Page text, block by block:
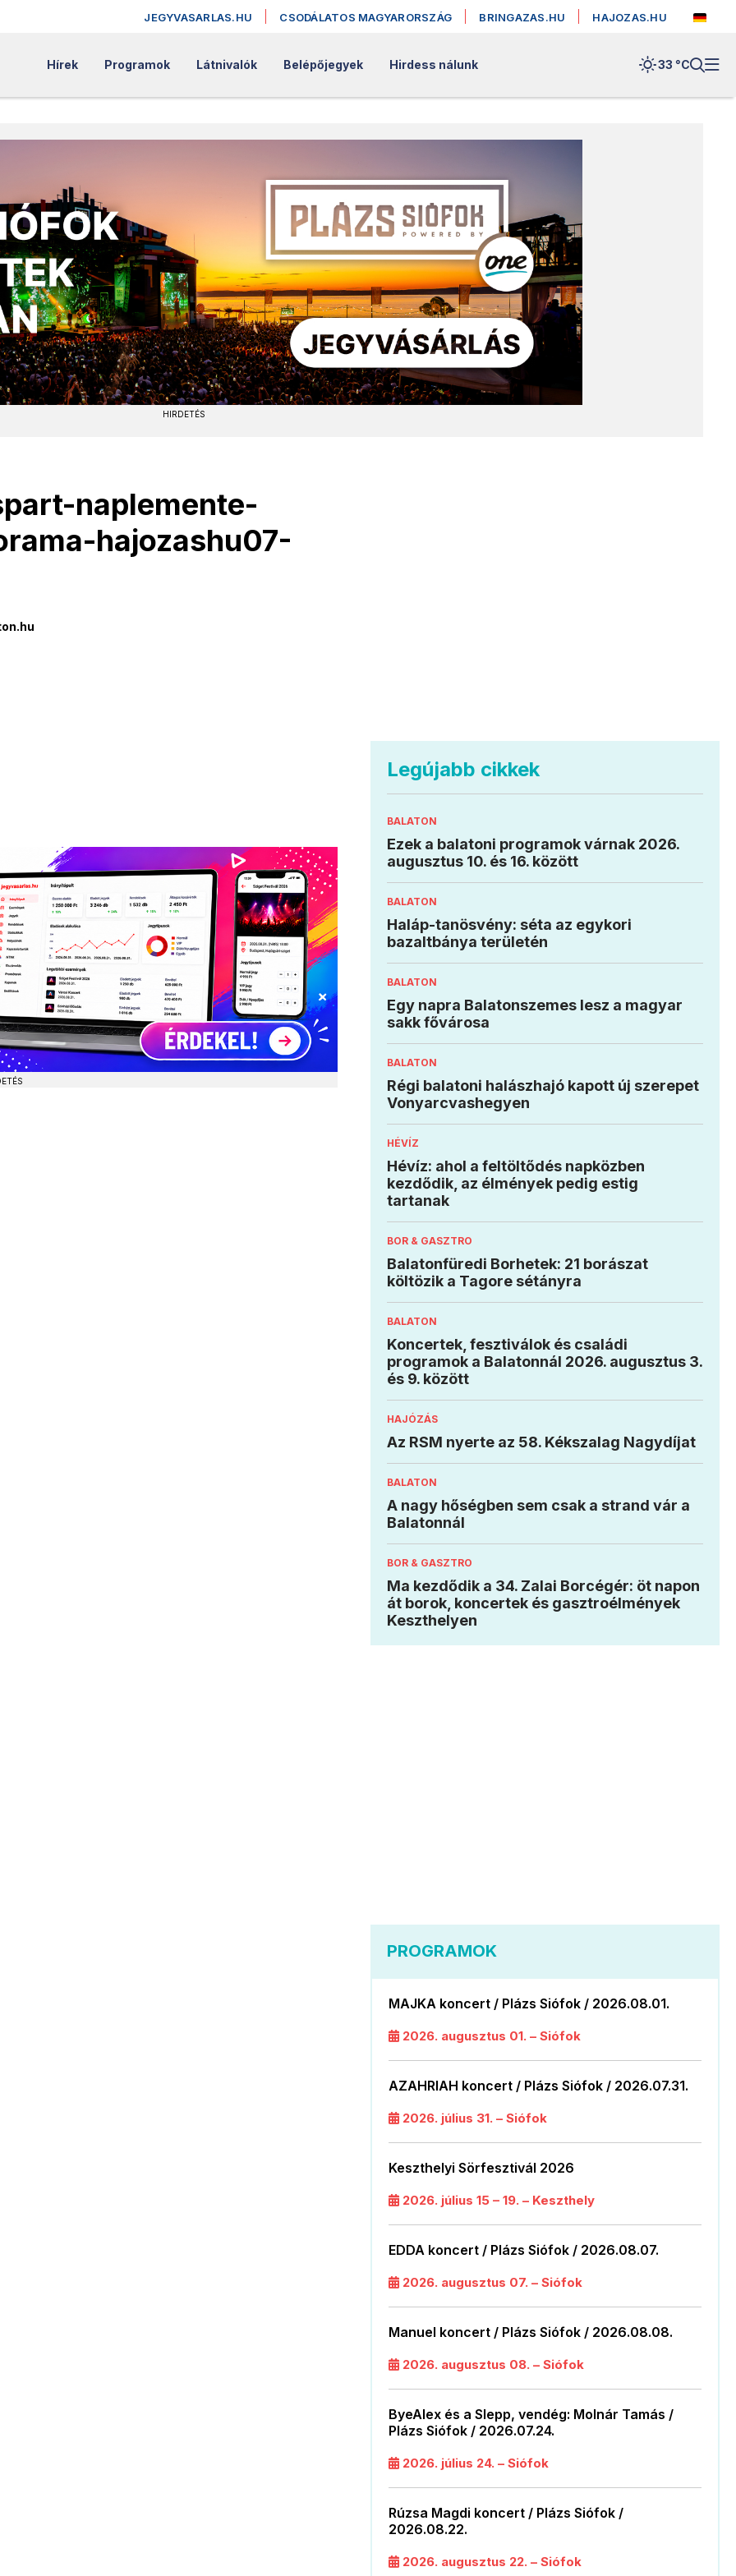
JEGYVASARLAS.HU CSODÁLATOS MAGYARORSZÁG BRINGAZAS.HU HAJOZAS.HU
Hírek Programok Látnivalók Belépőjegyek Hirdess nálunk 33 °C
HIRDETÉS
naplemente-
hajozashu07-
Legújabb cikkek
BALATON
Ezek a balatoni programok várnak 2026.
augusztus 10. és 16. között
BALATON
Haláp-tanösvény: séta az egykori
bazaltbánya területén
BALATON
Egy napra Balatonszemes lesz a magyar
sakk fővárosa
BALATON
Régi balatoni halászhajó kapott új szerepet
Vonyarcvashegyen
HÉVÍZ
Hévíz: ahol a feltöltődés napközben
kezdődik, az élmények pedig estig
tartanak
BOR & GASZTRO
Balatonfüredi Borhetek: 21 borászat
költözik a Tagore sétányra
BALATON
Koncertek, fesztiválok és családi
programok a Balatonnál 2026. augusztus 3.
és 9. között
HAJÓZÁS
Az RSM nyerte az 58. Kékszalag Nagydíjat
BALATON
A nagy hőségben sem csak a strand vár a
Balatonnál
BOR & GASZTRO
Ma kezdődik a 34. Zalai Borcégér: öt napon
át borok, koncertek és gasztroélmények
Keszthelyen
PROGRAMOK
MAJKA koncert / Plázs Siófok / 2026.08.01.
2026. augusztus 01. – Siófok
AZAHRIAH koncert / Plázs Siófok / 2026.07.31.
2026. július 31. – Siófok
Keszthelyi Sörfesztivál 2026
2026. július 15 – 19. – Keszthely
EDDA koncert / Plázs Siófok / 2026.08.07.
2026. augusztus 07. – Siófok
Manuel koncert / Plázs Siófok / 2026.08.08.
2026. augusztus 08. – Siófok
ByeAlex és a Slepp, vendég: Molnár Tamás /
Plázs Siófok / 2026.07.24.
2026. július 24. – Siófok
Rúzsa Magdi koncert / Plázs Siófok /
2026.08.22.
2026. augusztus 22. – Siófok